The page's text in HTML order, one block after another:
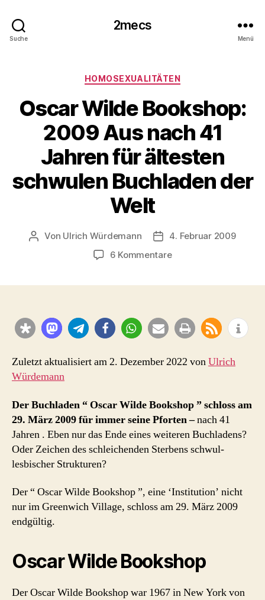
Suche
2mecs
Menü
Kategorien
HOMOSEXUALITÄTEN
Oscar Wilde Bookshop:
2009 Aus nach 41
Jahren für ältesten
schwulen Buchladen der
Welt
Beitragsautor
Von Ulrich Würdemann Beitragsdatum
4. Februar 2009
6 Kommentarezu
Aus
nach
Jahren
Buchladen
der
Welt
Zuletzt aktualisiert am 2. Dezember 2022 vonUlrich
Würdemann
Der Buchladen “ Oscar Wilde Bookshop ” schloss am
29. März 2009für immer seine Pforten –nach 41
Jahren . Eben nur das Ende eines weiteren Buchladens?
Oder Zeichen des schleichenden Sterbens schwul-
lesbischer Strukturen?
Der “ Oscar Wilde Bookshop ”, eine ‘Institution’ nicht
nur im Greenwich Village, schloss am 29. März 2009
endgültig.
Oscar Wilde Bookshop
Der Oscar Wilde Bookshop war 1967 in New York von